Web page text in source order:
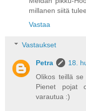
millanen siitä
Vastaa
Vastaukset
Petra
18.
Olikos teillä se
Pienet pojat
varautua :)